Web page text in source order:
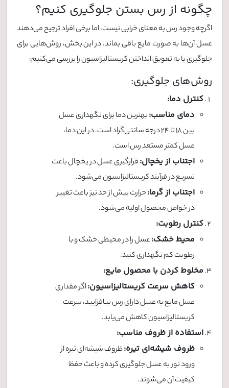
چگونه از رس بستن جلوگیری کنیم؟
اگرچه وجود رس به معنای خرابی نیست، اما برخی افراد ترجیح می‌دهند
عسل آن‌ها به صورت مایع باقی بماند. در این بخش، روش‌هایی برای
جلوگیری یا به تعویق انداختن کریستالیزاسیون را بررسی می‌کنیم:
روش‌های جلوگیری:
کنترل دما:
دمای مناسب:بهترین دما برای نگهداری عسل
بین 18 تا 24 درجه سانتی‌گراد است. در این دما،
عسل کمتر مستعد رس است.
اجتناب از یخچال:قرارگیری عسل در یخچال باعث
تسریع در فرآیند کریستالیزاسیون می‌شود.
اجتناب از گرما:حرارت بیش از حد نیز باعث تغییر
در خواص محصول اولیه می‌شود.
کنترل رطوبت:
محیط خشک:عسل را در محیطی خشک و با
رطوبت کم نگهداری کنید.
مخلوط کردن با محصول مایع:
کاهش سرعت کریستالیزاسیون:اگر مقداری
عسل مایع به عسل دارای رس بیافزایید، سرعت
کریستالیزاسیون کاهش می‌یابد.
استفاده از ظروف مناسب:
ظروف شیشه‌ای تیره:ظروف شیشه‌ای تیره از
ورود نور به عسل جلوگیری کرده و باعث حفظ
کیفیت آن می‌شوند.